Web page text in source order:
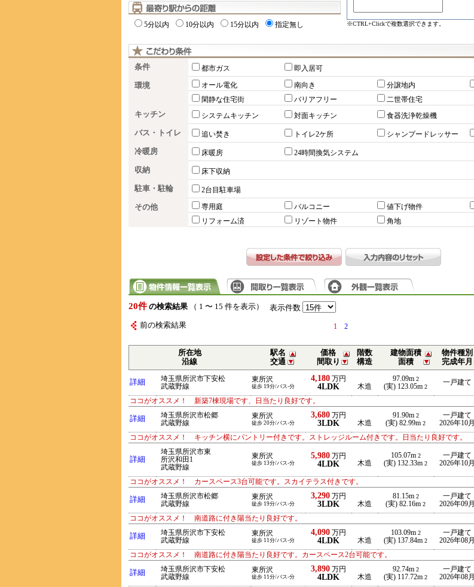
5分以内 10分以内 15分以内 指定無し ※CTRL+Clickで複数選択できます。
条件 都市ガス 即入居可
環境 オール電化 南向き 分譲地内
閑静な住宅街
バリアフリー 二世帯住宅
キッチン システムキッチン 対面キッチン 食器洗浄乾燥機
バス・トイレ 追い焚き トイレ2ケ所 シャンプードレッサー
冷暖房 床暖房 24時間換気システム
収納 床下収納
駐車・駐輪 2台目駐車場
その他 専用庭 バルコニー 値下げ物件
リフォーム済
リゾート物件 角地
20件 の検索結果（ 1 〜 15 件を表示） 表示件数
前の検索結果 1 2
所在地
沿線
駅名
交通
価格
間取り
階数
構造
建物面積
面積
物件種別
完成年月
詳細
埼玉県所沢市下安松
武蔵野線
東所沢
徒歩 19分/バス-分
4,180万円
4LDK 木造
97.09m 2
(実) 123.05m 2
一戸建て
ココがオススメ！ 新築7棟現場です、日当たり良好です。
詳細
埼玉県所沢市松郷
武蔵野線
東所沢
徒歩 20分/バス-分
3,680万円
3LDK 木造
91.90m 2
(実) 82.99m 2
一戸建て
2026年10月
ココがオススメ！ キッチン横にパントリー付きです。ストレッジルーム付きです。日当たり良好です。
詳細
埼玉県所沢市東
所沢和田1
武蔵野線
東所沢
徒歩 13分/バス-分
5,980万円
4LDK 木造
105.07m 2
(実) 132.33m 2
一戸建て
2026年10月
ココがオススメ！ カースペース3台可能です。スカイテラス付きです。
詳細
埼玉県所沢市松郷
武蔵野線
東所沢
徒歩 19分/バス-分
3,290万円
3LDK 木造
81.15m 2
(実) 82.16m 2
一戸建て
2026年09月
ココがオススメ！ 南道路に付き陽当たり良好です。
詳細
埼玉県所沢市下安松
武蔵野線
東所沢
徒歩 11分/バス-分
4,090万円
4LDK 木造
103.09m 2
(実) 137.84m 2
一戸建て
2026年08月
ココがオススメ！ 南道路に付き陽当たり良好です。カースペース2台可能です。
詳細
埼玉県所沢市下安松
武蔵野線
東所沢
徒歩 11分/バス-分
3,890万円
4LDK 木造
92.74m 2
(実) 117.72m 2
一戸建て
2026年08月